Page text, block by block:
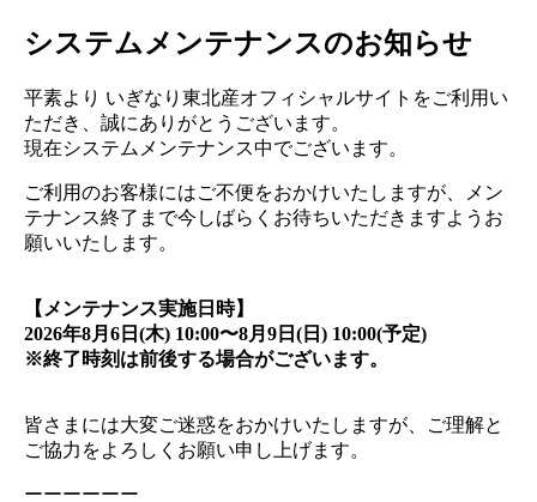
システムメンテナンスのお知らせ
平素より いぎなり東北産オフィシャルサイトをご利用い
ただき、誠にありがとうございます。
現在システムメンテナンス中でございます。
ご利用のお客様にはご不便をおかけいたしますが、メン
テナンス終了まで今しばらくお待ちいただきますようお
願いいたします。
【メンテナンス実施日時】
2026年8月6日(木) 10:00〜8月9日(日) 10:00(予定)
※終了時刻は前後する場合がございます。
皆さまには大変ご迷惑をおかけいたしますが、ご理解と
ご協力をよろしくお願い申し上げます。
ーーーーーー